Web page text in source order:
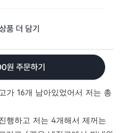
가 16개 남아있었어서 저는 총
행하고 저는 4개해서 제꺼는